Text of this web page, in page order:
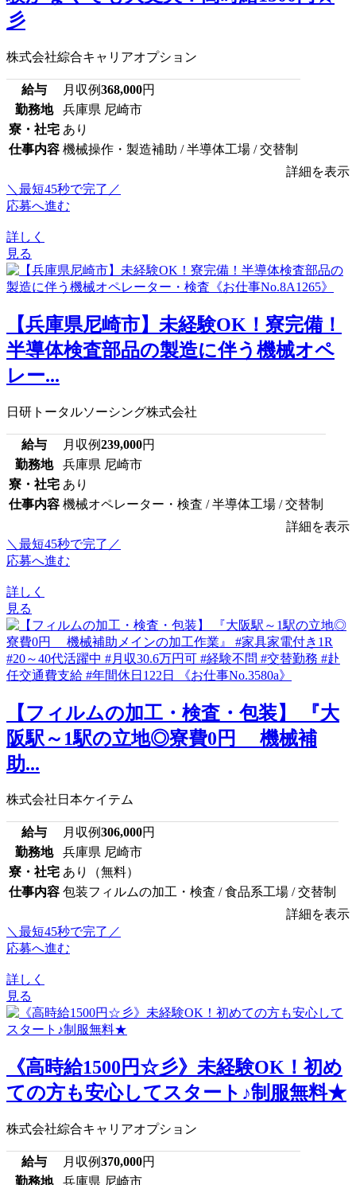
彡
株式会社綜合キャリアオプション
給与 月収例368,000円
勤務地
兵庫県 尼崎市
寮・社宅 あり
仕事内容 機械操作・製造補助 / 半導体工場 / 交替制
詳細を表示
＼最短45秒で完了／
応募へ進む
詳しく
見る
【兵庫県尼崎市】未経験OK！寮完備！
半導体検査部品の製造に伴う機械オペ
レー...
日研トータルソーシング株式会社
給与 月収例239,000円
勤務地
兵庫県 尼崎市
寮・社宅 あり
仕事内容 機械オペレーター・検査 / 半導体工場 / 交替制
詳細を表示
＼最短45秒で完了／
応募へ進む
詳しく
見る
【フィルムの加工・検査・包装】 『大
阪駅～1駅の立地◎寮費0円 機械補
助...
株式会社日本ケイテム
給与 月収例306,000円
勤務地
兵庫県 尼崎市
寮・社宅 あり（無料）
仕事内容 包装フィルムの加工・検査 / 食品系工場 / 交替制
詳細を表示
＼最短45秒で完了／
応募へ進む
詳しく
見る
《高時給1500円☆彡》未経験OK！初め
ての方も安心してスタート♪制服無料★
株式会社綜合キャリアオプション
給与 月収例370,000円
勤務地
兵庫県 尼崎市